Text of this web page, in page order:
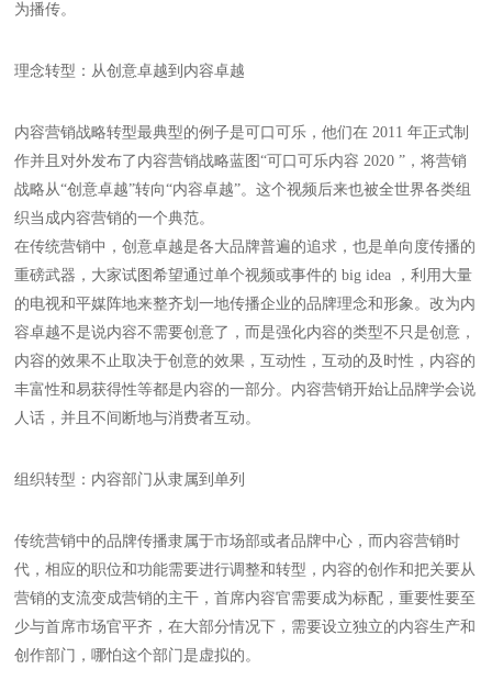
为播传。
理念转型：从创意卓越到内容卓越
内容营销战略转型最典型的例子是可口可乐，他们在 2011 年正式制
作并且对外发布了内容营销战略蓝图“可口可乐内容 2020 ”，将营销
战略从“创意卓越”转向“内容卓越”。这个视频后来也被全世界各类组
织当成内容营销的一个典范。
在传统营销中，创意卓越是各大品牌普遍的追求，也是单向度传播的
重磅武器，大家试图希望通过单个视频或事件的 big idea ，利用大量
的电视和平媒阵地来整齐划一地传播企业的品牌理念和形象。改为内
容卓越不是说内容不需要创意了，而是强化内容的类型不只是创意，
内容的效果不止取决于创意的效果，互动性，互动的及时性，内容的
丰富性和易获得性等都是内容的一部分。内容营销开始让品牌学会说
人话，并且不间断地与消费者互动。
组织转型：内容部门从隶属到单列
传统营销中的品牌传播隶属于市场部或者品牌中心，而内容营销时
代，相应的职位和功能需要进行调整和转型，内容的创作和把关要从
营销的支流变成营销的主干，首席内容官需要成为标配，重要性要至
少与首席市场官平齐，在大部分情况下，需要设立独立的内容生产和
创作部门，哪怕这个部门是虚拟的。